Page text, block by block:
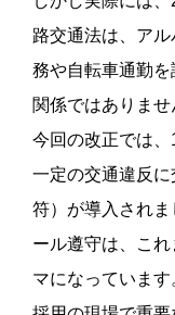
路交通法は、ア
務や自転車通勤
関係ではありませ
今回の改正では、
一定の交通違反
符）が導入され
ール遵守は、こ
マになっています